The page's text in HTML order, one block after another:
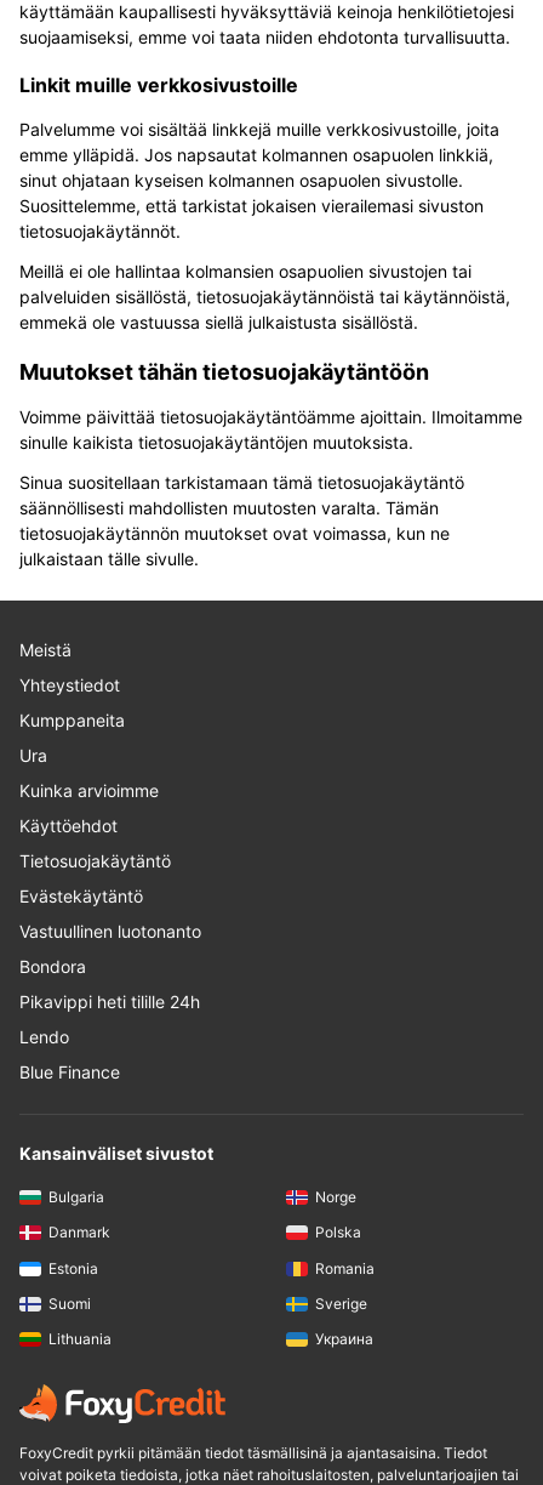
käyttämään kaupallisesti hyväksyttäviä keinoja henkilötietojesi
suojaamiseksi, emme voi taata niiden ehdotonta turvallisuutta.
Linkit muille verkkosivustoille
Palvelumme voi sisältää linkkejä muille verkkosivustoille, joita
emme ylläpidä. Jos napsautat kolmannen osapuolen linkkiä,
sinut ohjataan kyseisen kolmannen osapuolen sivustolle.
Suosittelemme, että tarkistat jokaisen vierailemasi sivuston
tietosuojakäytännöt.
Meillä ei ole hallintaa kolmansien osapuolien sivustojen tai
palveluiden sisällöstä, tietosuojakäytännöistä tai käytännöistä,
emmekä ole vastuussa siellä julkaistusta sisällöstä.
Muutokset tähän tietosuojakäytäntöön
Voimme päivittää tietosuojakäytäntöämme ajoittain. Ilmoitamme
sinulle kaikista tietosuojakäytäntöjen muutoksista.
Sinua suositellaan tarkistamaan tämä tietosuojakäytäntö
säännöllisesti mahdollisten muutosten varalta. Tämän
tietosuojakäytännön muutokset ovat voimassa, kun ne
julkaistaan tälle sivulle.
Meistä
Yhteystiedot
Kumppaneita
Ura
Kuinka arvioimme
Käyttöehdot
Tietosuojakäytäntö
Evästekäytäntö
Vastuullinen luotonanto
Bondora
Pikavippi heti tilille 24h
Lendo
Blue Finance
Kansainväliset sivustot
Bulgaria
Danmark
Estonia
Suomi
Lithuania
Norge
Polska
Romania
Sverige
Украина
FoxyCredit pyrkii pitämään tiedot täsmällisinä ja ajantasaisina. Tiedot
voivat poiketa tiedoista, jotka näet rahoituslaitosten, palveluntarjoajien tai